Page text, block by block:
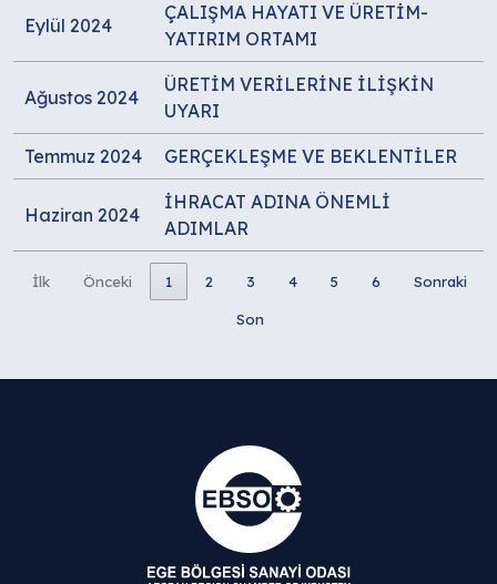
Eylül 2024
ÇALIŞMA HAYATI VE ÜRETİM-
YATIRIM ORTAMI
Ağustos 2024
ÜRETİM VERİLERİNE İLİŞKİN
UYARI
Temmuz 2024 GERÇEKLEŞME VE BEKLENTİLER
Haziran 2024
İHRACAT ADINA ÖNEMLİ
ADIMLAR
İlk Önceki 1 2 3 4 5 6 Sonraki
Son